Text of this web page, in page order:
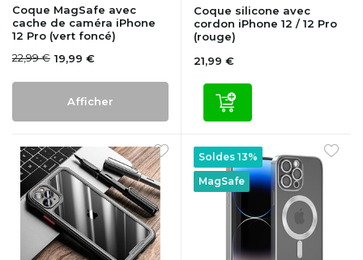
Coque MagSafe avec
cache de caméra iPhone
12 Pro (vert foncé)
22,99 € 19,99 €
Afficher
Coque silicone avec
cordon iPhone 12 / 12 Pro
(rouge)
21,99 €
MagSafe
Soldes 13%